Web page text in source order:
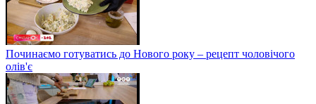
Починаємо готуватись до Нового року – рецепт чоловічого
олів'є